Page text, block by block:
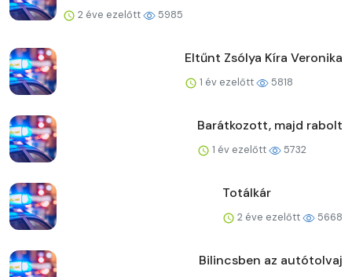
2 éve ezelőtt 5985
Eltűnt Zsólya Kíra Veronika
1 év ezelőtt 5818
Barátkozott, majd rabolt
1 év ezelőtt 5732
Totálkár
2 éve ezelőtt 5668
Bilincsben az autótolvaj